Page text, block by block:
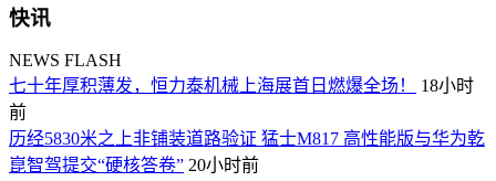
快讯
NEWS FLASH
七十年厚积薄发，恒力泰机械上海展首日燃爆全场！
18小时
前
历经5830米之上非铺装道路验证 猛士M817 高性能版与华为乾
崑智驾提交“硬核答卷” 20小时前